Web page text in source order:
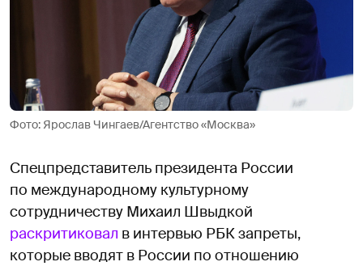
Фото: Ярослав Чингаев/Агентство «Москва»
Спецпредставитель президента России
по международному культурному
сотрудничеству Михаил Швыдкой
раскритиковал в интервью РБК запреты,
которые вводят в России по отношению